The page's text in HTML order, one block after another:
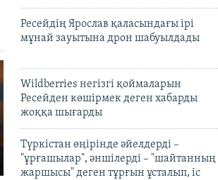
Ресейдің Ярослав қаласындағы ірі
мұнай зауытына дрон шабуылдады
Wildberries негізгі қоймаларын
Ресейден көшірмек деген хабарды
жоққа шығарды
Түркістан өңірінде әйелдерді –
"ұрғашылар", әншілерді – "шайтанның
жаршысы" деген тұрғын ұсталып, іс